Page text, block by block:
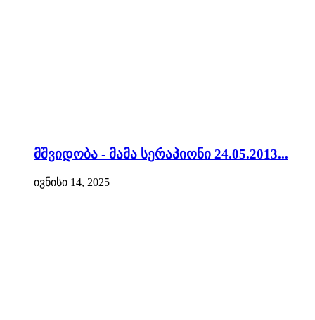
მშვიდობა - მამა სერაპიონი 24.05.2013...
ივნისი 14, 2025